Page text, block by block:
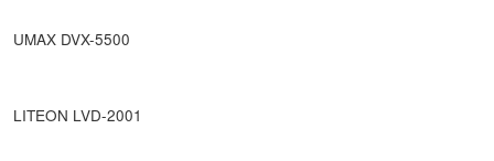
UMAX DVX-5500
LITEON LVD-2001